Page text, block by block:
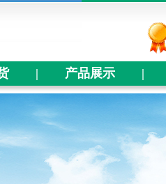
| 产品展示 |